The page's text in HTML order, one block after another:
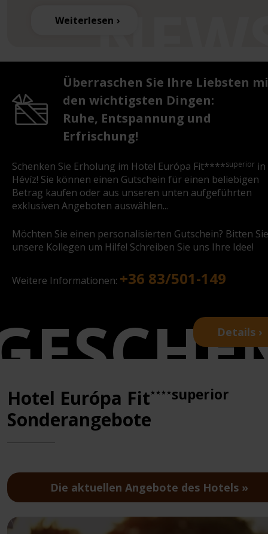
Weiterlesen
Überraschen Sie Ihre Liebsten
den wichtigsten Dingen:
Ruhe, Entspannung und
Erfrischung!
Schenken Sie Erholung im Hotel Európa Fit****superior in
Hévíz! Sie können einen Gutschein für einen beliebigen
Betrag kaufen oder aus unseren unten aufgeführten
exklusiven Angeboten auswählen...
Möchten Sie einen personalisierten Gutschein? Bitten Sie
unsere Kollegen um Hilfe! Schreiben Sie uns Ihre Idee!
Weitere Informationen: +36 83/501-149
Details ›
Hotel Európa Fit★★★★superior
Sonderangebote
Die aktuellen Angebote des Hotels